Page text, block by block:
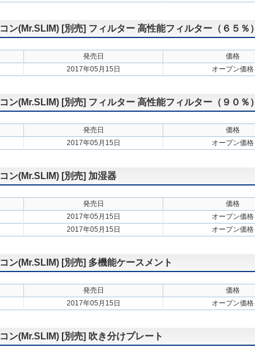
ン(Mr.SLIM) [別売] フィルター 高性能フィルター（６５％）
発売日
価格
2017年05月15日 オープン価格
ン(Mr.SLIM) [別売] フィルター 高性能フィルター（９０％）
発売日
価格
2017年05月15日 オープン価格
ン(Mr.SLIM) [別売] 加湿器
発売日
価格
2017年05月15日
オープン価格
2017年05月15日 オープン価格
ン(Mr.SLIM) [別売] 多機能ケースメント
発売日
価格
2017年05月15日 オープン価格
ン(Mr.SLIM) [別売] 吹き分けプレート